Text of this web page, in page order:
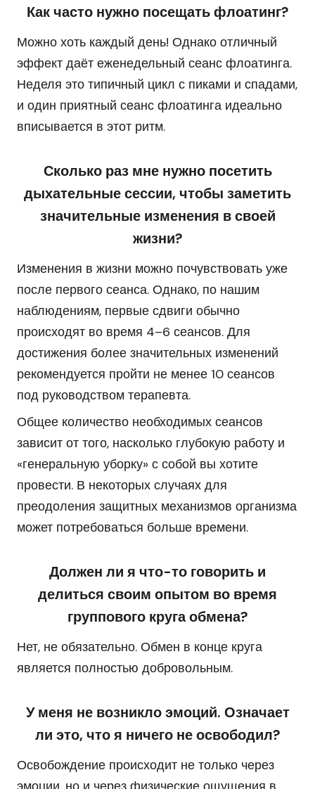
Как часто нужно посещать флоатинг?
Можно хоть каждый день! Однако отличный
эффект даёт еженедельный сеанс флоатинга.
Неделя это типичный цикл с пиками и спадами,
и один приятный сеанс флоатинга идеально
вписывается в этот ритм.
Сколько раз мне нужно посетить
дыхательные сессии, чтобы заметить
значительные изменения в своей
жизни?
Изменения в жизни можно почувствовать уже
после первого сеанса. Однако, по нашим
наблюдениям, первые сдвиги обычно
происходят во время 4–6 сеансов. Для
достижения более значительных изменений
рекомендуется пройти не менее 10 сеансов
под руководством терапевта.
Общее количество необходимых сеансов
зависит от того, насколько глубокую работу и
«генеральную уборку» с собой вы хотите
провести. В некоторых случаях для
преодоления защитных механизмов организма
может потребоваться больше времени.
Должен ли я что-то говорить и
делиться своим опытом во время
группового круга обмена?
Нет, не обязательно. Обмен в конце круга
является полностью добровольным.
У меня не возникло эмоций. Означает
ли это, что я ничего не освободил?
Освобождение происходит не только через